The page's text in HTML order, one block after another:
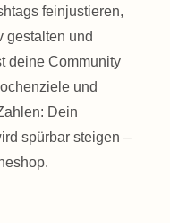
feinjustieren,
gestalten und
deine Community
und
Dein
spürbar steigen –